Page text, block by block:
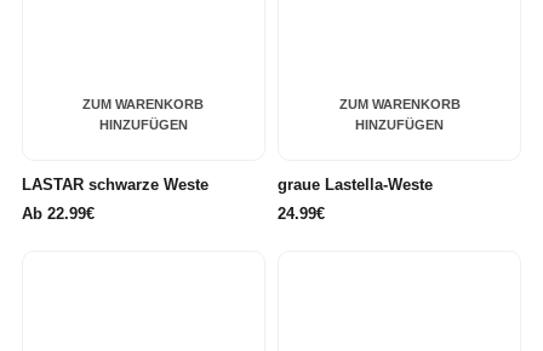
ZUM WARENKORB
HINZUFÜGEN
LASTAR schwarze Weste
Ab 22.99€
ZUM WARENKORB
HINZUFÜGEN
graue Lastella-Weste
24.99€